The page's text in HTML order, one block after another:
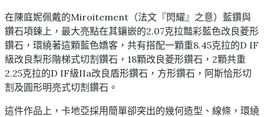
在陳庭妮佩戴的Miroitement（法文『閃耀』之意）藍鑽與
鑽石項鍊上，最大亮點在其鑲嵌的2.07克拉豔彩藍色改良菱形
鑽石，環繞著這顆藍色嬌客，共有搭配一顆重8.45克拉的D IF
級改良梨形階梯式切割鑽石，18顆改良菱形鑽石，2顆共重
2.25克拉的D IF級IIa改良盾形鑽石，方形鑽石，阿斯恰形切
割及圓形明亮式切割鑽石。
這件作品上，卡地亞採用簡單卻突出的幾何造型、線條，環繞